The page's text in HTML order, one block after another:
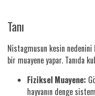
Tanı
Nistagmusun kesin
bir muayene yapar. Tanıda
Fiziksel Muayene:
hayvanın denge